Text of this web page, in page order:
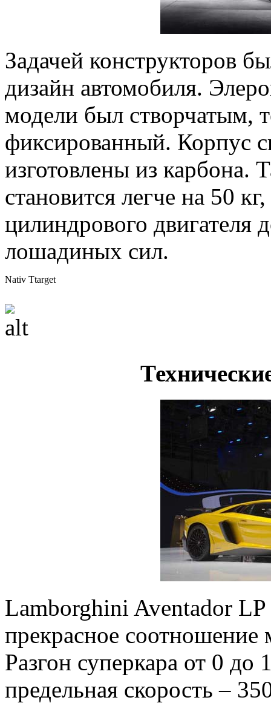
Задачей конструкторов
дизайн автомобиля.
модели был створчатым,
фиксированный. Корпус
изготовлены из карбона.
становится легче на 50
цилиндрового двигателя
лошадиных сил.
Nativ Ttarget
Lamborghini Aventador LP
прекрасное
Разгон суперкара от 0
предельная скорость –